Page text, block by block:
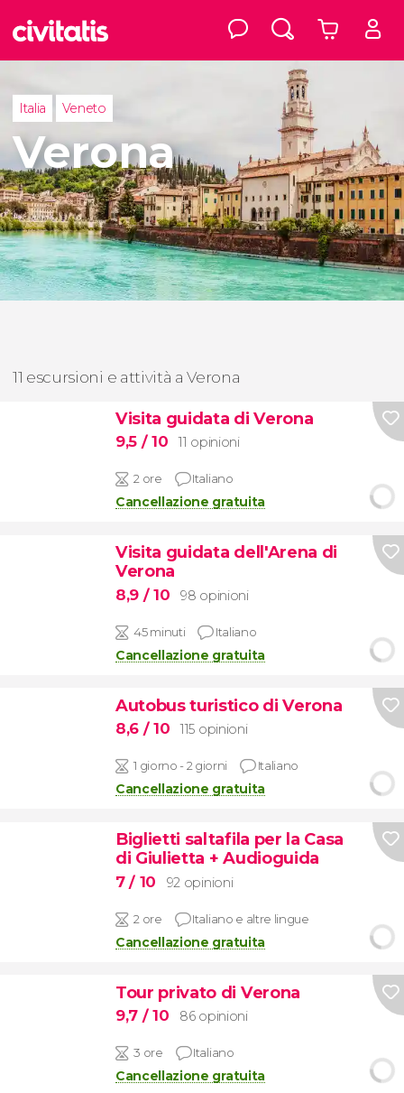
Italia Veneto
Verona
11 escursioni e attività a Verona
Visita guidata di Verona
9,5 / 10 11 opinioni
2 ore Italiano
Cancellazione gratuita
Visita guidata dell'Arena di
Verona
8,9 / 10 98 opinioni
45 minuti Italiano
Cancellazione gratuita
Autobus turistico di Verona
8,6 / 10 115 opinioni
1 giorno - 2 giorni Italiano
Cancellazione gratuita
Biglietti saltafila per la Casa
di Giulietta + Audioguida
7/ 10 92 opinioni
2 ore Italiano e altre lingue
Cancellazione gratuita
Tour privato di Verona
9,7 / 10 86 opinioni
3 ore Italiano
Cancellazione gratuita